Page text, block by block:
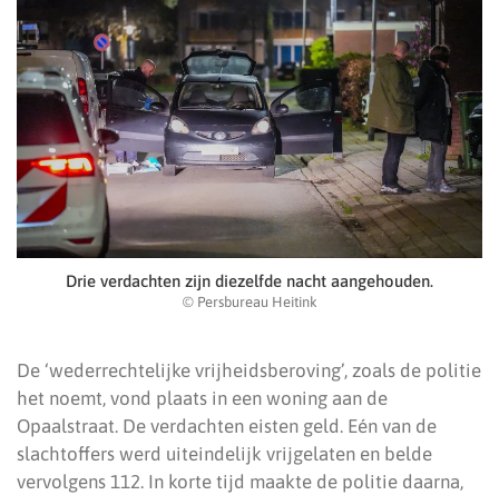
Drie verdachten zijn diezelfde nacht aangehouden.
© Persbureau Heitink
De ‘wederrechtelijke vrijheidsberoving’, zoals de politie
het noemt, vond plaats in een woning aan de
Opaalstraat. De verdachten eisten geld. Eén van de
slachtoffers werd uiteindelijk vrijgelaten en belde
vervolgens 112. In korte tijd maakte de politie daarna,